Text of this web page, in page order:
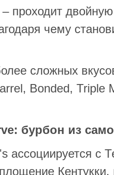
– проходит
чему
сложных
Bonded, Triple
: бурбон из
ассоциируется с